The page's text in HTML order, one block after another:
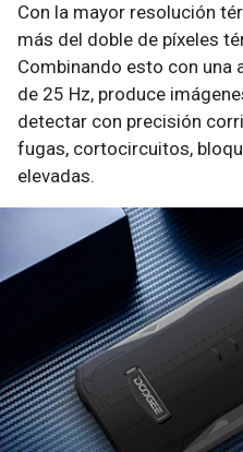
Con la mayor resolución
más del doble de píxeles
Combinando esto con una
de 25 Hz, produce
detectar con precisión
fugas, cortocircuitos,
elevadas.